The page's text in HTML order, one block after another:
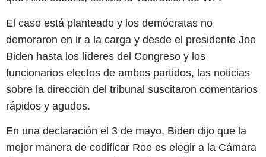
El caso está planteado y los demócratas no
demoraron en ir a la carga y desde el presidente Joe
Biden hasta los líderes del Congreso y los
funcionarios electos de ambos partidos, las noticias
sobre la dirección del tribunal suscitaron comentarios
rápidos y agudos.
En una declaración el 3 de mayo, Biden dijo que la
mejor manera de codificar Roe es elegir a la Cámara